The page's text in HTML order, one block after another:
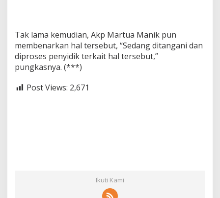
Tak lama kemudian, Akp Martua Manik pun
membenarkan hal tersebut, “Sedang ditangani dan
diproses penyidik terkait hal tersebut,”
pungkasnya. (***)
Post Views: 2,671
Ikuti Kami